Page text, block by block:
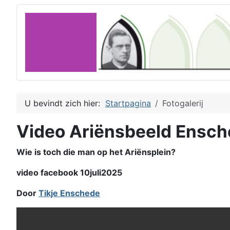
U bevindt zich hier: Startpagina Fotogalerij
Video Ariënsbeeld
Wie is toch die man op het Ariënsplein?
video facebook 10juli2025
Door Tikje Enschede